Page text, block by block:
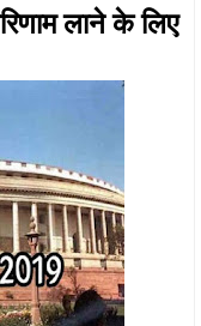
लाने के लिए